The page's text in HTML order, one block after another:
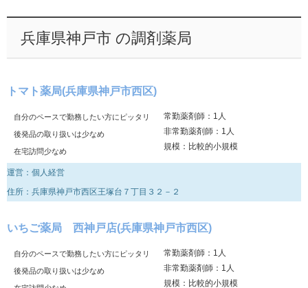
兵庫県神戸市 の調剤薬局
トマト薬局(兵庫県神戸市西区)
自分のペースで勤務したい方にピッタリ
後発品の取り扱いは少なめ
在宅訪問少なめ
常勤薬剤師：1人
非常勤薬剤師：1人
規模：比較的小規模
運営：個人経営
住所：兵庫県神戸市西区王塚台７丁目３２－２
いちご薬局 西神戸店(兵庫県神戸市西区)
自分のペースで勤務したい方にピッタリ
後発品の取り扱いは少なめ
常勤薬剤師：1人
非常勤薬剤師：1人
規模：比較的小規模